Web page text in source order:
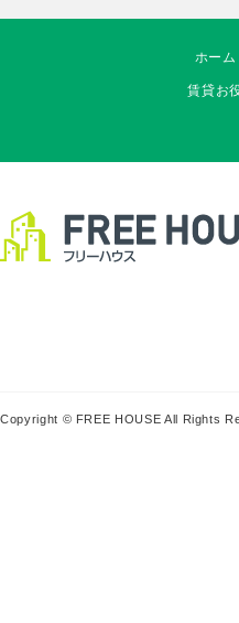
ホーム
賃貸お
Copyright © FREE HOUSE All Rights